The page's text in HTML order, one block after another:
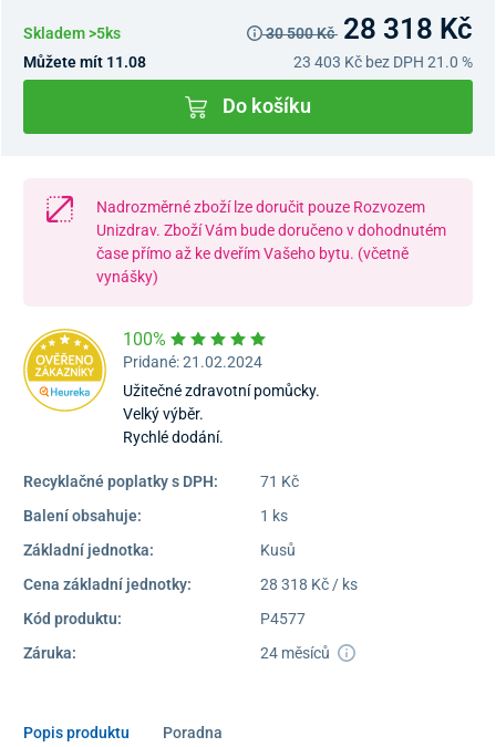
Skladem >5ks 30 500 Kč 28 318 Kč
Můžete mít 11.08 23 403 Kč bez DPH 21.0 %
Do košíku
Nadrozměrné zboží lze doručit pouze Rozvozem
Unizdrav. Zboží Vám bude doručeno v dohodnutém
čase přímo až ke dveřím Vašeho bytu. (včetně
vynášky)
100%
Pridané: 21.02.2024
Užitečné zdravotní pomůcky.
Velký výběr.
Rychlé dodání.
Recyklačné poplatky s DPH:
71 Kč
Balení obsahuje:
1 ks
Základní jednotka:
Kusů
Cena základní jednotky:
28 318 Kč / ks
Kód produktu:
P4577
Záruka:
24 měsíců
Popis produktu Poradna